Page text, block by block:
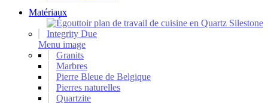
Matériaux
Menu image
Granits
Marbres
Pierre Bleue de Belgique
Pierres naturelles
Quartzite